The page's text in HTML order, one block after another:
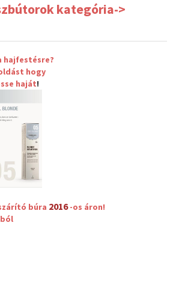
kategória->
hajfestésre?
hogy
haját!
búra 2016-os áron!